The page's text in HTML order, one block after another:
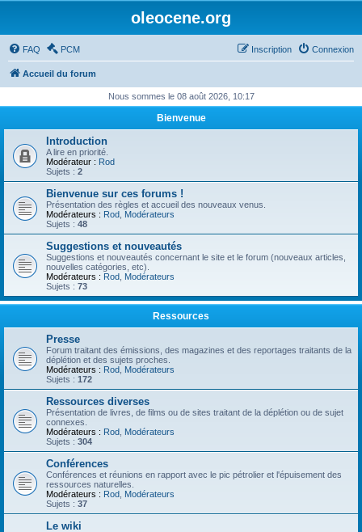
oleocene.org
FAQ PCM Connexion
Inscription
Accueil du forum
Nous sommes le 08 août 2026, 10:17
Bienvenue
Introduction
A lire en priorité.
Modérateur : Rod
Sujets : 2
Bienvenue sur ces forums !
Présentation des règles et accueil des nouveaux venus.
Modérateurs : Rod Modérateurs
Sujets : 48
Suggestions et nouveautés
Suggestions et nouveautés concernant le site et le forum (nouveaux articles,
nouvelles catégories, etc).
Modérateurs : Rod Modérateurs
Sujets : 73
Ressources
Presse
Forum traitant des émissions, des magazines et des reportages traitants de la
déplétion et des sujets proches.
Modérateurs : Rod Modérateurs
Sujets : 172
Ressources diverses
Présentation de livres, de films ou de sites traitant de la déplétion ou de sujet
connexes.
Modérateurs : Rod Modérateurs
Sujets : 304
Conférences
Conférences et réunions en rapport avec le pic pétrolier et l'épuisement des
ressources naturelles.
Modérateurs : Rod Modérateurs
Sujets : 37
Le wiki